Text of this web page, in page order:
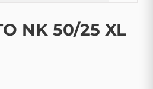
NK 50/25 XL